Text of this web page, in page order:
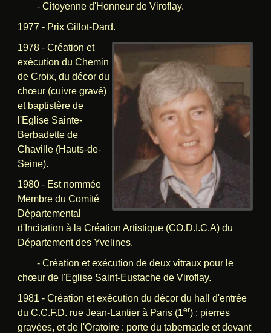
- Citoyenne d'Honneur de Viroflay.
1977 - Prix Gillot-Dard.
1978 - Création et
exécution du Chemin
de Croix, du décor du
chœur (cuivre gravé)
et baptistère de
l'Eglise Sainte-
Berbadette de
Chaville (Hauts-de-
Seine).
1980 - Est nommée
Membre du Comité
Départemental
d'Incitation à la Création Artistique (CO.D.I.C.A) du
Département des Yvelines.
- Création et exécution de deux vitraux pour le
chœur de l'Eglise Saint-Eustache de Viroflay.
1981 - Création et exécution du décor du hall d'entrée
du C.C.F.D. rue Jean-Lantier à Paris (1er) : pierres
gravées, et de l'Oratoire : porte du tabernacle et devant